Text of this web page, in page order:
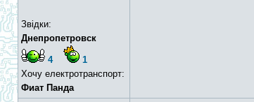
Звідки:
Днепропетровск
4
1
Хочу електротранспорт:
Фиат Панда